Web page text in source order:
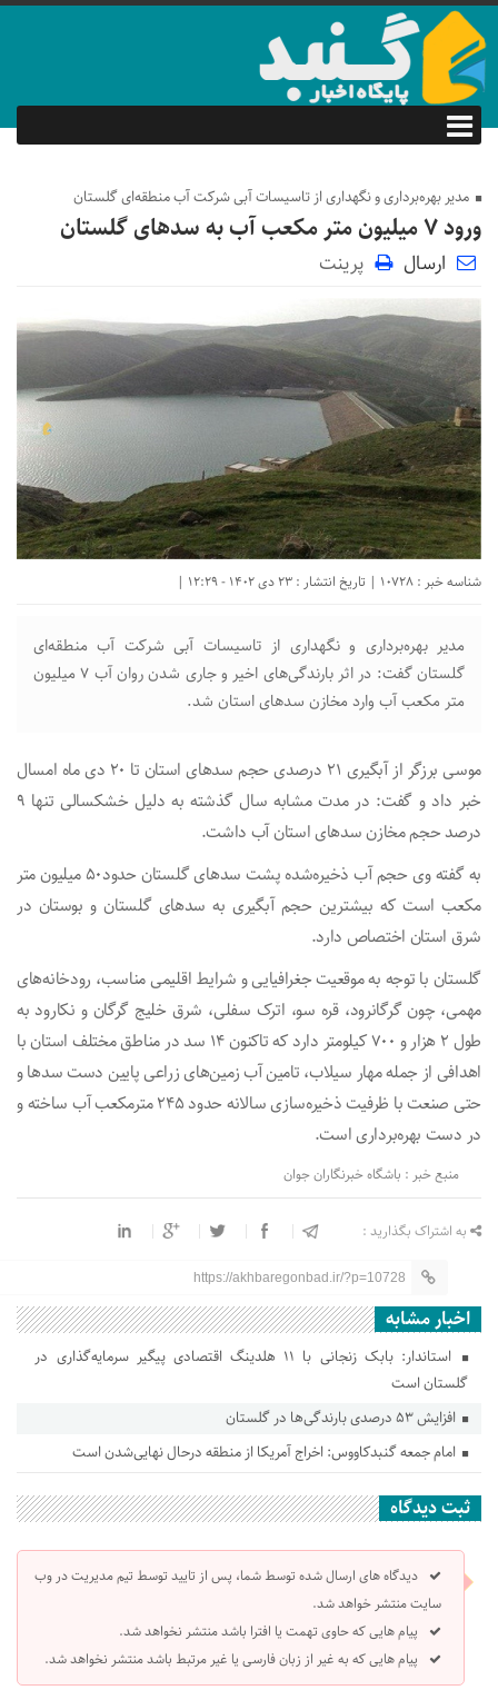
مدیر بهره‌برداری و نگهداری از تاسیسات آبی شرکت آب منطقه‌ای گلستان
ورود ۷ میلیون متر مکعب آب به سد‌های گلستان
ارسال پرینت
شناسه خبر : 10728 | تاریخ انتشار : 23 دی 1402 - 12:29 |
مدیر بهره‌برداری و نگهداری از تاسیسات آبی شرکت آب منطقه‌ای
گلستان گفت: در اثر بارندگی‌های اخیر و جاری شدن روان آب ۷ میلیون
متر مکعب آب وارد مخازن سد‌های استان شد.
موسی برزگر از آبگیری ۲۱ درصدی حجم سد‌های استان تا ۲۰ دی ماه امسال
خبر داد و گفت: در مدت مشابه سال گذشته به دلیل خشکسالی تنها ۹
درصد حجم مخازن سد‌های استان آب داشت.
به گفته وی حجم آب ذخیره‌شده پشت سد‌های گلستان حدود۵۰ میلیون متر
مکعب است که بیشترین حجم آبگیری به سد‌های گلستان و بوستان در
شرق استان اختصاص دارد.
گلستان با توجه به موقعیت جغرافیایی و شرایط اقلیمی مناسب، رودخانه‌های
مهمی، چون گرگانرود، قره سو، اترک سفلی، شرق خلیج گرگان و نکارود به
طول ۲ هزار و ۷۰۰ کیلومتر دارد که تاکنون ۱۴ سد در مناطق مختلف استان با
اهدافی از جمله مهار سیلاب، تامین آب زمین‌های زراعی پایین دست سد‌ها و
حتی صنعت با ظرفیت ذخیره‌سازی سالانه حدود ۲۴۵ مترمکعب آب ساخته و
در دست بهره‌برداری است.
منبع خبر : باشگاه خبرنگاران جوان
به اشتراک بگذارید :
https://akhbaregonbad.ir/?p=10728
اخبار مشابه
استاندار: بابک زنجانی با ۱۱ هلدینگ اقتصادی پیگیر سرمایه‌گذاری در
گلستان است
افزایش ۵۳ درصدی بارندگی‌ها در گلستان
امام جمعه گنبدکاووس: اخراج آمریکا از منطقه درحال نهایی‌شدن است
ثبت دیدگاه
دیدگاه های ارسال شده توسط شما، پس از تایید توسط تیم مدیریت در وب
سایت منتشر خواهد شد.
پیام هایی که حاوی تهمت یا افترا باشد منتشر نخواهد شد.
پیام هایی که به غیر از زبان فارسی یا غیر مرتبط باشد منتشر نخواهد شد.